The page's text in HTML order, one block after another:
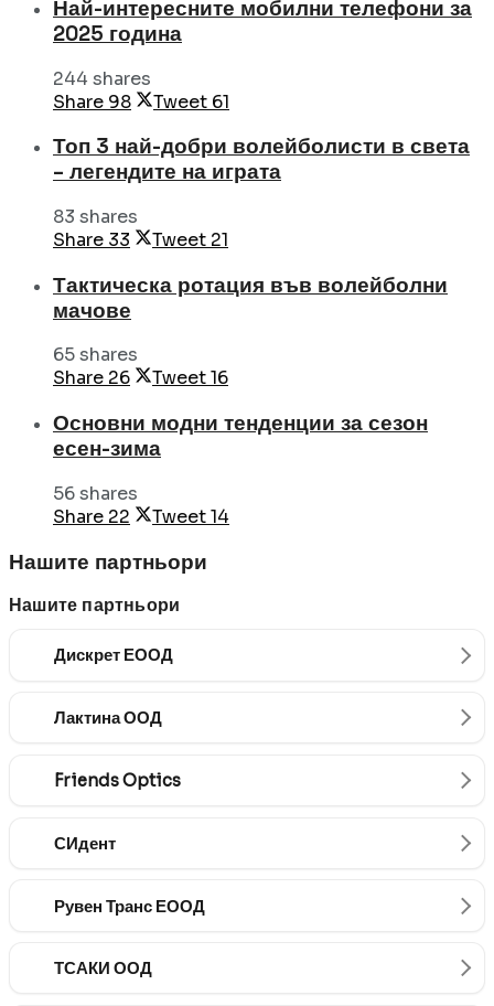
Най-интересните мобилни телефони за
2025 година
244 shares
Share 98 Tweet 61
Топ 3 най-добри волейболисти в света
– легендите на играта
83 shares
Share 33 Tweet 21
Тактическа ротация във волейболни
мачове
65 shares
Share 26 Tweet16
Основни модни тенденции за сезон
есен-зима
56 shares
Share 22 Tweet14
Нашите партньори
Нашите партньори
Дискрет ЕООД
Лактина ООД
Friends Optics
СИдент
Рувен Транс ЕООД
ТСАКИ ООД